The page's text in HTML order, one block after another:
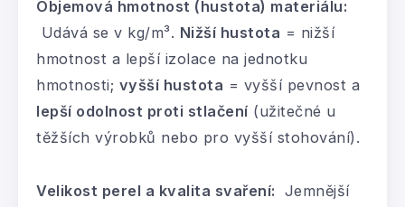
Objemová hmotnost (hustota) materiálu:
Udává se v kg/m³. Nižší hustota = nižší
hmotnost a lepší izolace na jednotku
hmotnosti; vyšší hustota = vyšší pevnost a
lepší odolnost proti stlačení (užitečné u
těžších výrobků nebo pro vyšší stohování).
Velikost perel a kvalita svaření: Jemnější